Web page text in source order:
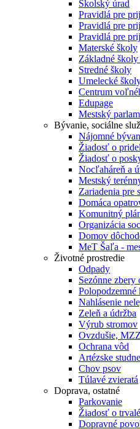
Školský úrad
Pravidlá pre
Pravidlá pre
Pravidlá pre
Materské školy
Základné školy
Stredné školy
Umelecké
Centrum
Edupage
Mestský
Bývanie, sociálne
Nájomné
Žiadosť o
Žiadosť o
Nocľaháreň a
Mestský
Zariadenia pre
Domáca
Komunitný
Organizácia
Domov
MeT Šaľa -
Životné prostredie
Odpady
Sezónne zbery
Polopodzemné
Nahlásenie
Zeleň a údržba
Výrub stromov
Ovzdušie,
Ochrana vôd
Artézske studne
Chov psov
Túlavé zvieratá
Doprava, ostatné
Parkovanie
Žiadosť o
Dopravné